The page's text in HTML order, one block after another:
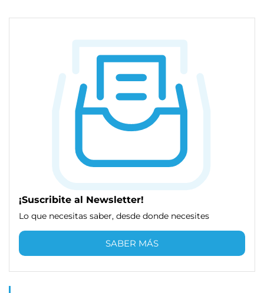
¡Suscribite al Newsletter!
Lo que necesitas saber, desde donde necesites
SABER MÁS